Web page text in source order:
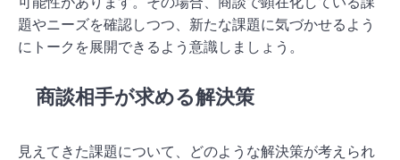
題やニーズを確認しつつ、新たな課題に気づかせるよう
にトークを展開できるよう意識しましょう。
商談相手が求める解決策
見えてきた課題について、どのような解決策が考えられ